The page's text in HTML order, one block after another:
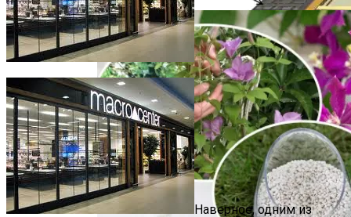
Мюнхен (Германия)
Достопримечательности Города
Наверное, одним из